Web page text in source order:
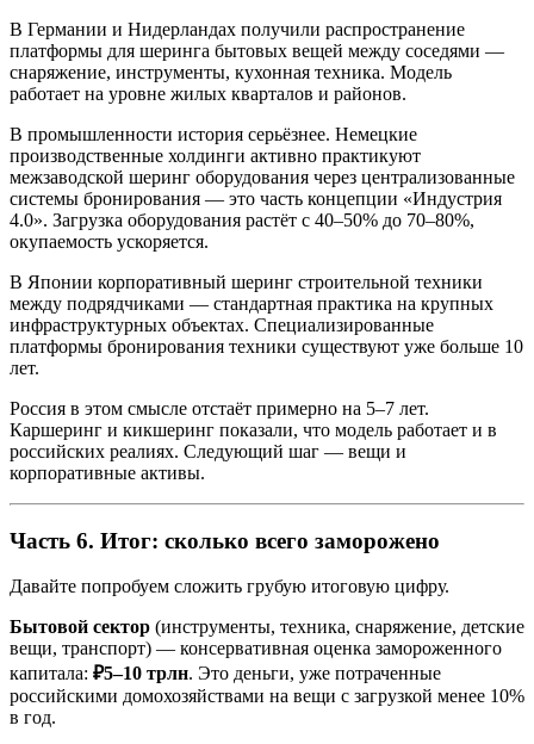
В Германии и Нидерландах получили распространение
платформы для шеринга бытовых вещей между соседями —
снаряжение, инструменты, кухонная техника. Модель
работает на уровне жилых кварталов и районов.
В промышленности история серьёзнее. Немецкие
производственные холдинги активно практикуют
межзаводской шеринг оборудования через централизованные
системы бронирования — это часть концепции «Индустрия
4.0». Загрузка оборудования растёт с 40–50% до 70–80%,
окупаемость ускоряется.
В Японии корпоративный шеринг строительной техники
между подрядчиками — стандартная практика на крупных
инфраструктурных объектах. Специализированные
платформы бронирования техники существуют уже больше 10
лет.
Россия в этом смысле отстаёт примерно на 5–7 лет.
Каршеринг и кикшеринг показали, что модель работает и в
российских реалиях. Следующий шаг — вещи и
корпоративные активы.
Часть 6. Итог: сколько всего заморожено
Давайте попробуем сложить грубую итоговую цифру.
Бытовой сектор (инструменты, техника, снаряжение, детские
вещи, транспорт) — консервативная оценка замороженного
капитала: ₽5–10 трлн. Это деньги, уже потраченные
российскими домохозяйствами на вещи с загрузкой менее 10%
в год.